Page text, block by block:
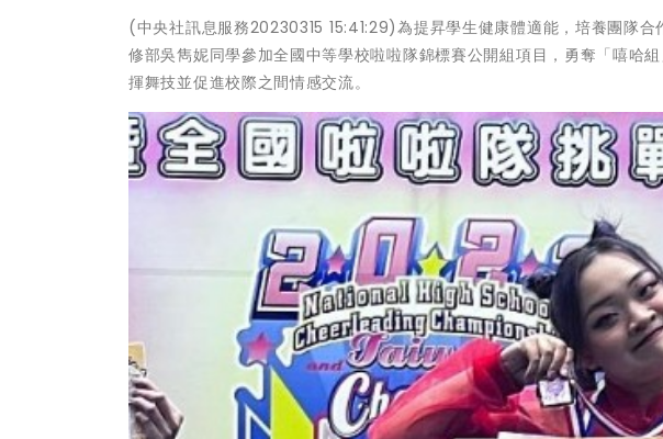
(中央社訊息服務20230315 15:41:29)為提昇學生健康體適能，培養團隊
修部吳雋妮同學參加全國中等學校啦啦隊錦標賽公開組項目，勇奪「嘻哈
揮舞技並促進校際之間情感交流。